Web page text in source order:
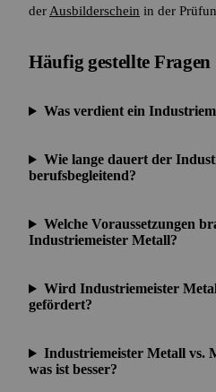
der Ausbilderschein in der
Häufig gestellte Fragen
Was verdient ein
Wie lange dauert der
berufsbegleitend?
Welche Voraussetzungen
Industriemeister Metall?
Wird Industriemeister
gefördert?
Industriemeister Metall vs.
was ist besser?